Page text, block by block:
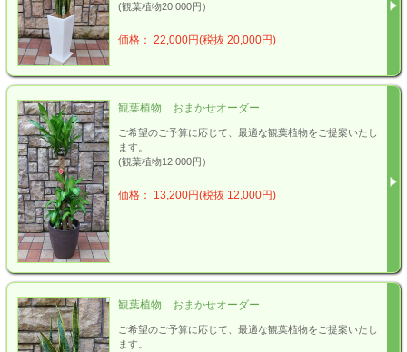
(観葉植物20,000円）
価格： 22,000円(税抜 20,000円)
観葉植物 おまかせオーダー
ご希望のご予算に応じて、最適な観葉植物をご提案いたし
ます。
(観葉植物12,000円）
価格： 13,200円(税抜 12,000円)
観葉植物 おまかせオーダー
ご希望のご予算に応じて、最適な観葉植物をご提案いたし
ます。